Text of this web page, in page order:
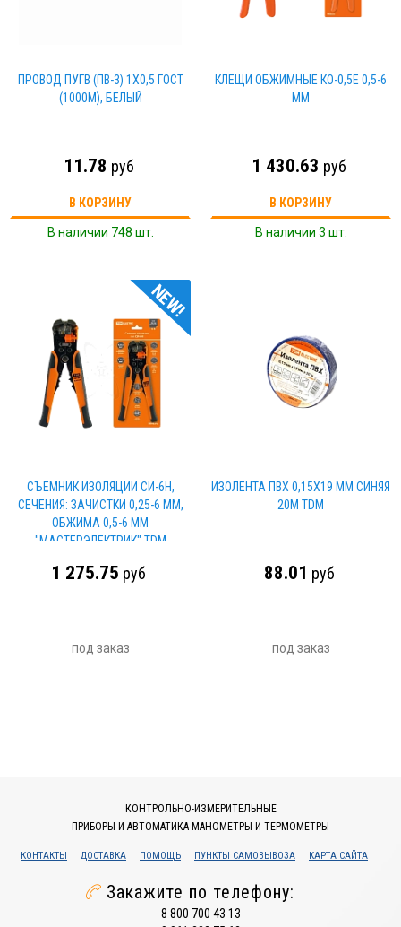
ПРОВОД ПУГВ (ПВ-3) 1Х0,5 ГОСТ
(1000М), БЕЛЫЙ
11.78 руб
В КОРЗИНУ
В наличии 748 шт.
КЛЕЩИ ОБЖИМНЫЕ КО-0,5Е 0,5-6
ММ
1 430.63 руб
В КОРЗИНУ
В наличии 3 шт.
NEW!
СЪЕМНИК ИЗОЛЯЦИИ СИ-6Н,
СЕЧЕНИЯ: ЗАЧИСТКИ 0,25-6 ММ,
ОБЖИМА 0,5-6 ММ
"МАСТЕРЭЛЕКТРИК" TDM
1 275.75 руб
под заказ
ИЗОЛЕНТА ПВХ 0,15Х19 ММ СИНЯЯ
20М TDM
88.01 руб
под заказ
КОНТРОЛЬНО-ИЗМЕРИТЕЛЬНЫЕ
ПРИБОРЫ И АВТОМАТИКА МАНОМЕТРЫ И ТЕРМОМЕТРЫ
КОНТАКТЫ ДОСТАВКА ПОМОЩЬ ПУНКТЫ САМОВЫВОЗА КАРТА САЙТА
Закажите по телефону:
8 800 700 43 13